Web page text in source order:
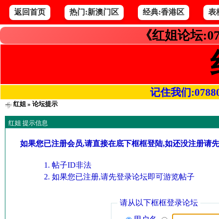
返回首页 热门:新澳门区 经典:香港区 表
《红姐论坛
记住我们
红姐» 论坛提示
红姐 提示信息
如果您已注册会员,请直接在底下框框登陆,如还没注册请
帖子ID非法
如果您已注册,请先登录论坛即可游览帖子
请从以下框框登录论坛